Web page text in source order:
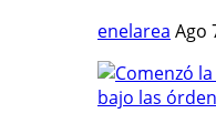
enelarea Ago